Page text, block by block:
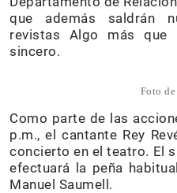
que además saldrán
revistas Algo más
sincero.
Foto
Como parte de las
p.m., el cantante Rey
concierto en el teatro. El
efectuará la peña
Manuel Saumell.